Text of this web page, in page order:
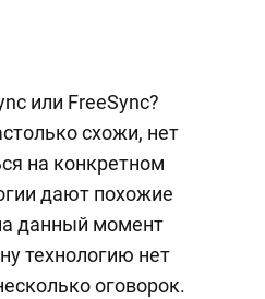
или FreeSync?
схожи, нет
на конкретном
дают похожие
данный момент
технологию нет
оговорок.